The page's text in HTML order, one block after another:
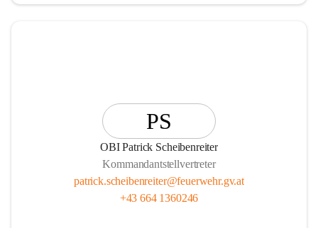
PS
OBI Patrick Scheibenreiter
Kommandantstellvertreter
patrick.scheibenreiter@feuerwehr.gv.at
+43 664 1360246